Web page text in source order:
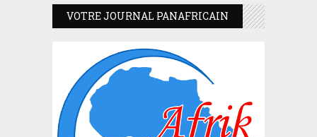
VOTRE JOURNAL PANAFRICAIN